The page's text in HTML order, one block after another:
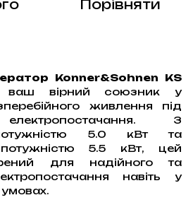
Порівняти
Konner&Sohnen KS
вірний союзник у
живлення під
З
5.0 кВт та
5.5 кВт, цей
для надійного та
навіть у